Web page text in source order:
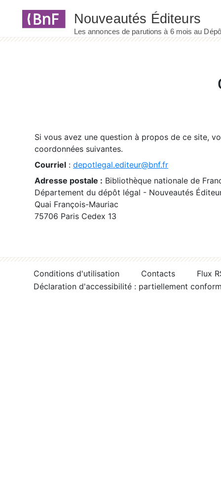
Si vous avez une question à propos de ce site,
coordonnées suivantes.
Courriel : depotlegal.editeur@bnf.fr
Adresse postale : Bibliothèque nationale de
Département du dépôt légal - Nouveautés
Quai François-Mauriac
75706 Paris Cedex 13
Conditions d'utilisation Contacts
Flux
Déclaration d'accessibilité : partiellement